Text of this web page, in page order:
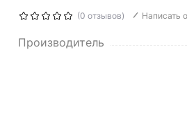
(0 отзывов) Написать
Производитель